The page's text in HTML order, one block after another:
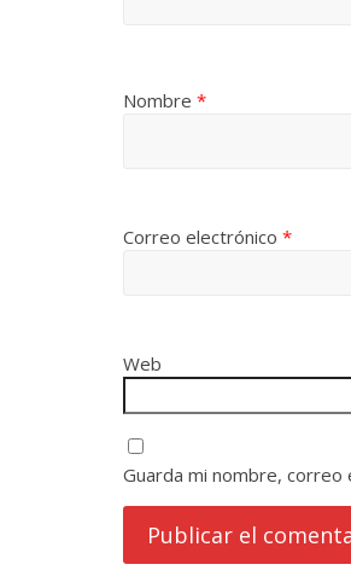
Nombre *
Correo electrónico *
Web
Guarda mi nombre,